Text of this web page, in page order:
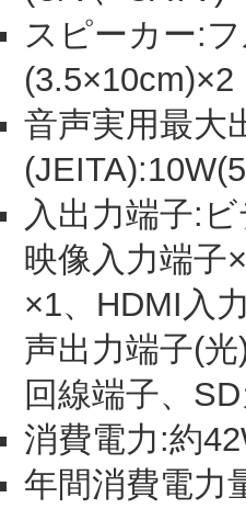
スピーカー:
(3.5×10cm)×2
音声実用最大
入出力端子:
映像入力端子
×1、HDMI入
声出力端子(
回線端子、
消費電力:約
年間消費電力